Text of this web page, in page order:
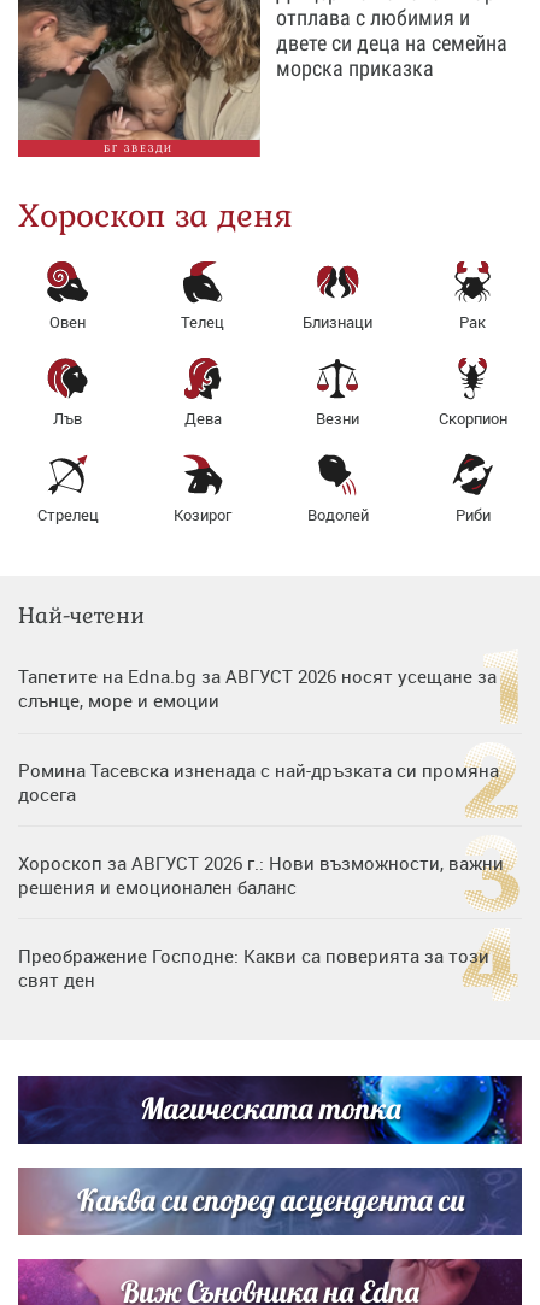
БГ ЗВЕЗДИ
отплава с любимия и
двете си деца на семейна
морска приказка
Хороскоп за деня
Овен Телец Близнаци Рак
Лъв Дева Везни Скорпион
Стрелец Козирог Водолей Риби
Най-четени
Тапетите на Edna.bg за АВГУСТ 2026 носят усещане за
слънце, море и емоции
Ромина Тасевска изненада с най-дръзката си промяна
досега
Хороскоп за АВГУСТ 2026 г.: Нови възможности, важни
решения и емоционален баланс
Преображение Господне: Какви са поверията за този
свят ден
си деца на семейна морска приказка
Звездна ваканция в Майорка: Дженифър Анистън,
Кортни Кокс и Джим Къртис заедно на яхта
Магическата топка
Каква си според асцендента си
Виж Съновника на Edna